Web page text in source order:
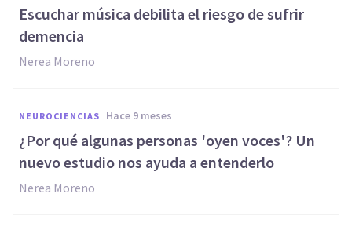
Escuchar música debilita el riesgo de sufrir
demencia
Nerea Moreno
NEUROCIENCIAS hace 9 meses
¿Por qué algunas personas 'oyen voces'? Un
nuevo estudio nos ayuda a entenderlo
Nerea Moreno